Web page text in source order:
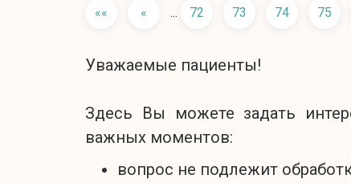
«« « ... 72 73 74 75
Уважаемые пациенты!
Здесь Вы можете задать
важных моментов:
вопрос не подлежит